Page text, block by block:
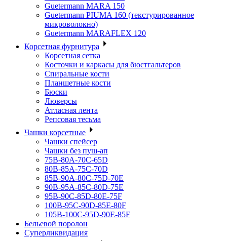
Guetermann MARA 150
Guetermann PIUMA 160 (текстурированное
микроволокно)
Guetermann MARAFLEX 120
Корсетная фурнитура
Корсетная сетка
Косточки и каркасы для бюстгальтеров
Спиральные кости
Планшетные кости
Бюски
Люверсы
Атласная лента
Репсовая тесьма
Чашки корсетные
Чашки спейсер
Чашки без пуш-ап
75В-80А-70С-65D
80В-85А-75С-70D
85В-90А-80С-75D-70E
90B-95A-85C-80D-75E
95B-90C-85D-80E-75F
100B-95C-90D-85E-80F
105B-100C-95D-90E-85F
Бельевой поролон
Суперликвидация